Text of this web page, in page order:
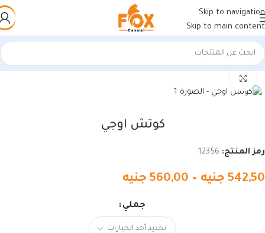
Skip to navigation
Skip to main content
الرئيسية/أحذية رجالي/كوتشي رجالي
كوتش اوجي
رمز المنتج: 12356
542,50 جنيه –
560,00 جنيه
جملي